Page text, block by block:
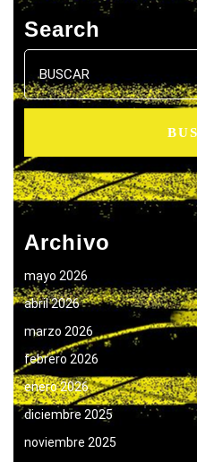
Search
Buscar:
Archivo
mayo 2026
abril 2026
marzo 2026
febrero 2026
enero 2026
diciembre 2025
noviembre 2025